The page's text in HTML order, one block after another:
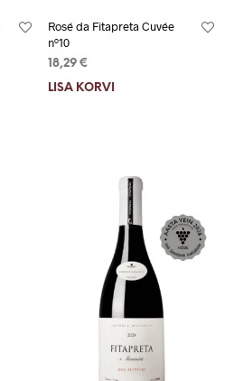
Rosé da Fitapreta Cuvée
nº10
18,29 €
LISA KORVI